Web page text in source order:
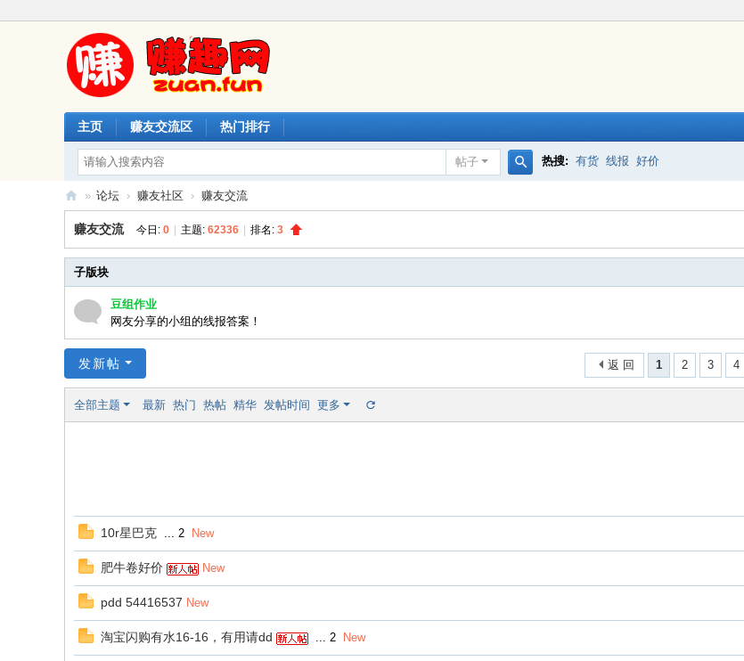
主页 赚友交流区 热门排行
帖子
索
热搜: 有货 线报 好价
赚
趣
网
» 论坛 › 赚友社区 › 赚友交流
赚友交流 今日: 0 主题: 62336 排名: 3
子版块
豆组作业
网友分享的小组的线报答案！
1 2 3 4
返 回
发新帖
全部主题 最新 热门 热帖 精华 发帖时间 更多
10r星巴克 ... 2 New
肥牛卷好价 New
pdd 54416537 New
淘宝闪购有水16-16，有用请dd ... 2 New